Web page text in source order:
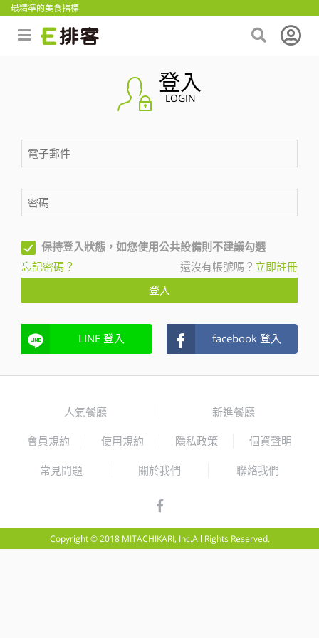
最精準的美食指標
登入
LOGIN
保持登入狀態，如您使用公共設備則不建議勾選
忘記密碼？
還沒有帳號嗎？ 立即註冊
登入
LINE 登入 facebook 登入
人氣餐廳 新進餐廳
會員規約 使用規約 隱私政策 個資聲明
常見問題 關於我們 聯絡我們
Copyright © 2018 MITACHIKARI, Inc.All Rights Reserved.